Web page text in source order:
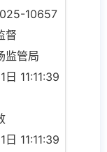
10657
督
监管局
11:11:39
11:11:39